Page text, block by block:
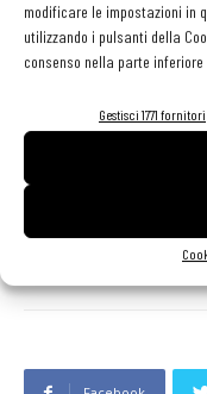
modificare le impostazioni in
utilizzando i pulsanti della
consenso nella parte inferiore
Gestisci 1771 fornitori
presso il Boutique Hotel
mediterranea nella
Salvatore Sodano: Ha
Trattoria del Local, in
Trevisan.